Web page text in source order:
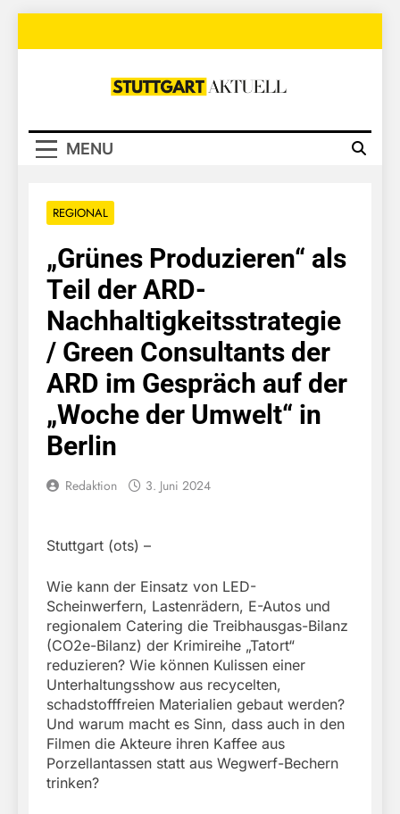
Stuttgart
MENU
REGIONAL
„Grünes Produzieren“ als
Teil der ARD-
Nachhaltigkeitsstrategie
/ Green Consultants der
ARD im Gespräch auf der
„Woche der Umwelt“ in
Berlin
Redaktion 3. Juni 2024
Stuttgart (ots) –
Wie kann der Einsatz von LED-
Scheinwerfern, Lastenrädern, E-Autos und
regionalem Catering die Treibhausgas-Bilanz
(CO2e-Bilanz) der Krimireihe „Tatort“
reduzieren? Wie können Kulissen einer
Unterhaltungsshow aus recycelten,
schadstofffreien Materialien gebaut werden?
Und warum macht es Sinn, dass auch in den
Filmen die Akteure ihren Kaffee aus
Porzellantassen statt aus Wegwerf-Bechern
trinken?